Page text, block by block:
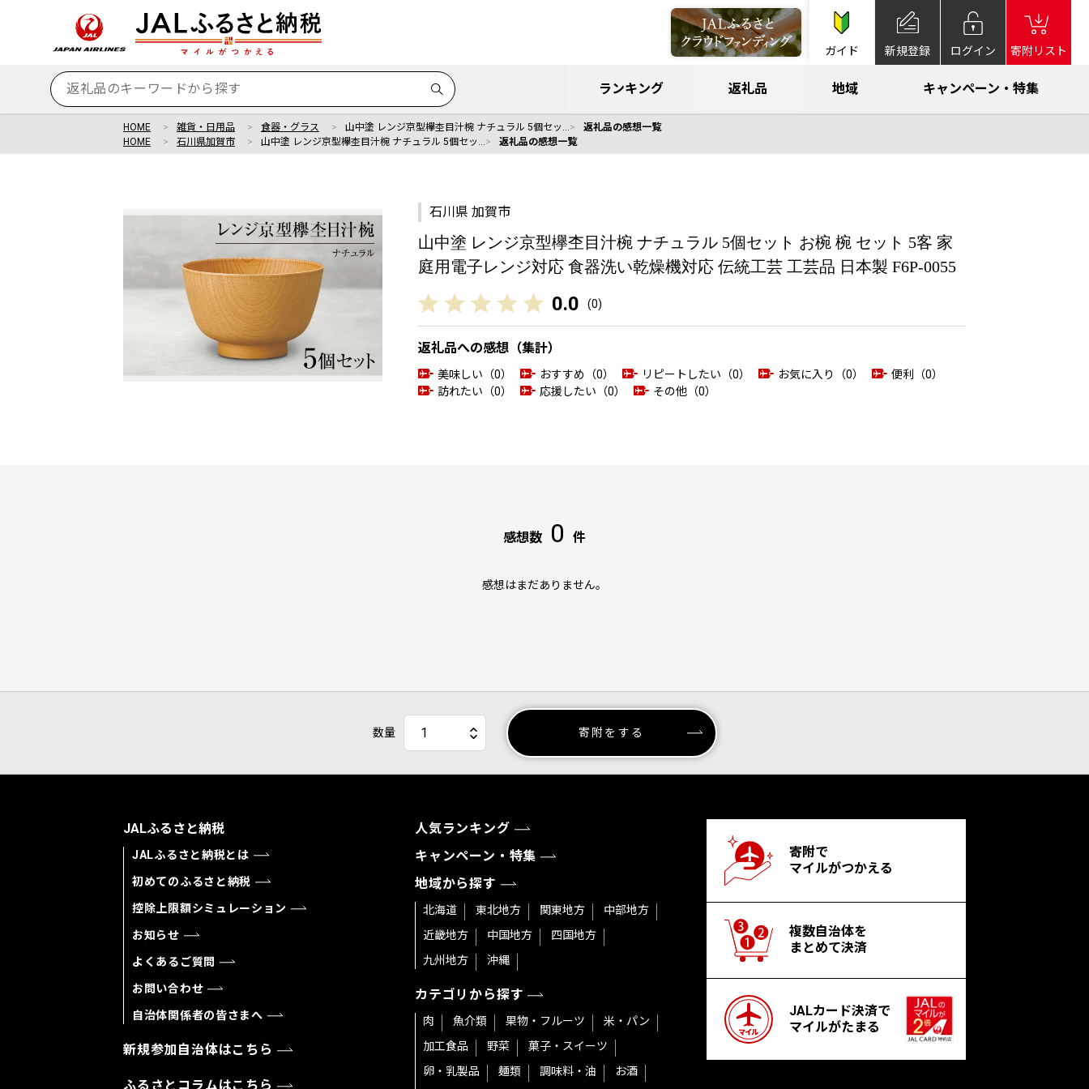
ガイド 新規登録 ログイン 寄附リスト
ランキング 返礼品 地域 キャンペーン・特集
HOME 雑貨・日用品 食器・グラス 山中塗 レンジ京型欅杢目汁椀 ナチュラル 5個セッ…
返礼品の感想一覧
HOME
石川県加賀市 山中塗 レンジ京型欅杢目汁椀 ナチュラル 5個セッ… 返礼品の感想一覧
石川県 加賀市
山中塗 レンジ京型欅杢目汁椀 ナチュラル 5個セット お椀 椀 セット 5客 家
庭用電子レンジ対応 食器洗い乾燥機対応 伝統工芸 工芸品 日本製 F6P-0055
0.0 (0)
返礼品への感想（集計）
美味しい（0） おすすめ（0） リピートしたい（0） お気に入り（0）
便利（0）
訪れたい（0）
応援したい（0） その他（0）
感想数 0 件
感想はまだありません。
数量 寄附をする
JALふるさと納税
JALふるさと納税とは
初めてのふるさと納税
控除上限額シミュレーション
お知らせ
よくあるご質問
お問い合わせ
自治体関係者の皆さまへ
新規参加自治体はこちら
ふるさとコラムはこちら
人気ランキング
キャンペーン・特集
地域から探す
北海道 東北地方 関東地方
中部地方
近畿地方
中国地方
四国地方
九州地方
沖縄
カテゴリから探す
肉 魚介類 果物・フルーツ
米・パン
加工食品
野菜
菓子・スイーツ
卵・乳製品
麺類 調味料・油 お酒
寄附で
マイルがつかえる
複数自治体を
まとめて決済
JALカード決済で
マイルがたまる